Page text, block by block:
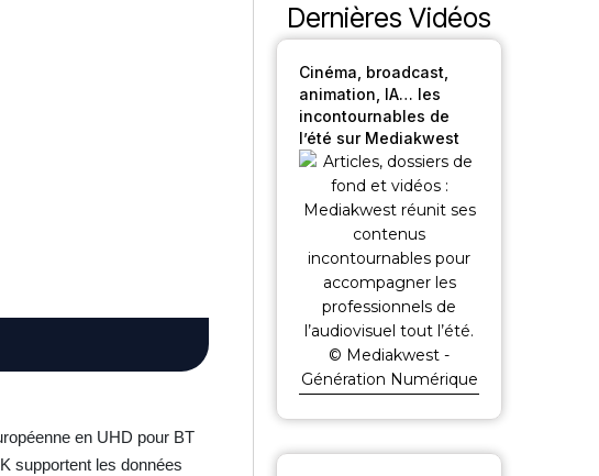
en UHD pour BT
supportent les données
Dernières Vidéos
Cinéma, broadcast,
animation, IA… les
incontournables de
l’été sur Mediakwest